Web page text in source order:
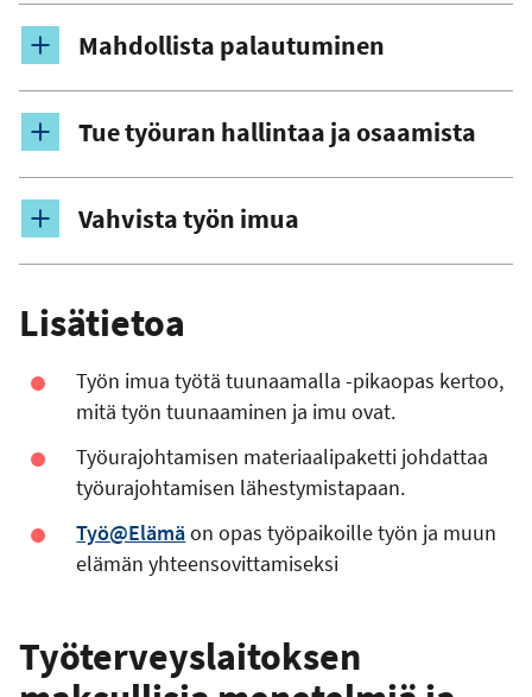
Mahdollista palautuminen
Tue työuran hallintaa ja osaamista
Vahvista työn imua
Lisätietoa
Työn imua työtä tuunaamalla -pikaopas kertoo,
mitä työn tuunaaminen ja imu ovat.
Työurajohtamisen materiaalipaketti johdattaa
työurajohtamisen lähestymistapaan.
Työ@Elämäon opas työpaikoille työn ja muun
elämän yhteensovittamiseksi
Työterveyslaitoksen